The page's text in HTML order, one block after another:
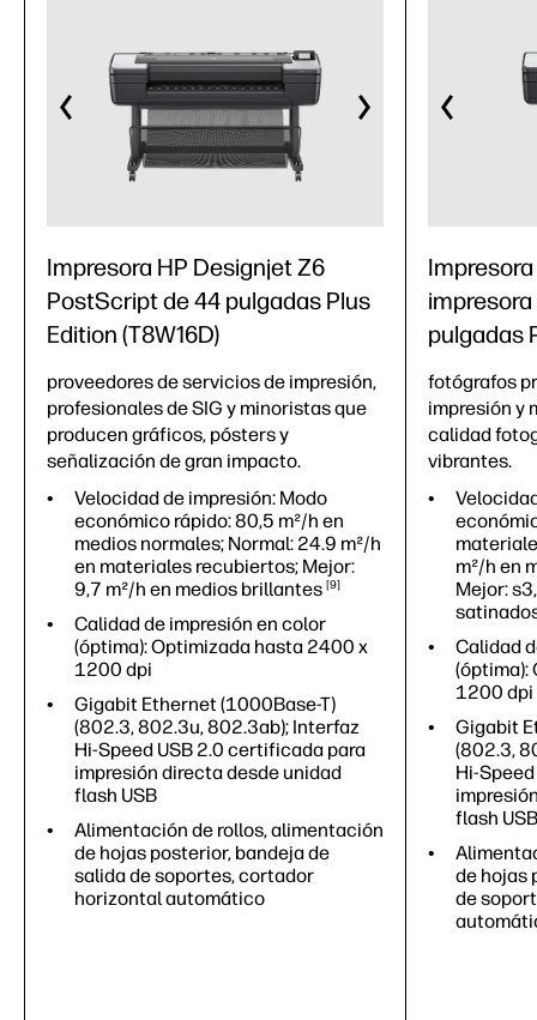
Impresora HP Designjet Z6
PostScript de 44 pulgadas Plus
Edition (T8W16D)
proveedores de servicios de impresión,
profesionales de SIG y minoristas que
producen gráficos, pósters y
señalización de gran impacto.
Velocidad de impresión: Modo
económico rápido: 80,5 m²/h en
medios normales; Normal: 24.9 m²/h
en materiales recubiertos; Mejor:
9,7 m²/h en medios brillantes 9
Calidad de impresión en color
(óptima): Optimizada hasta 2400 x
1200 dpi
Gigabit Ethernet (1000Base-T)
(802.3, 802.3u, 802.3ab); Interfaz
Hi-Speed USB 2.0 certificada para
impresión directa desde unidad
flash USB
Alimentación de rollos, alimentación
de hojas posterior, bandeja de
salida de soportes, cortador
horizontal automático
pulgadas
fotógrafos
impresión y
calidad
vibrantes.
m²/h en
Mejor:
Calidad
(óptima):
1200 dpi
Gigabit
(802.3,
Hi-
flash USB
de hojas
de